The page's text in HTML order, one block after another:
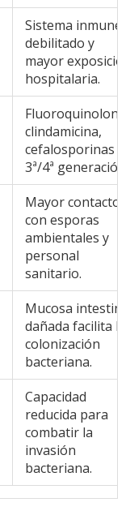
Sistema inmune
debilitado y
mayor
hospitalaria.
clindamicina,
cefalosporinas
3ª/4ª generación.
Mayor contacto
con esporas
ambientales y
personal
sanitario.
Mucosa
dañada facilita la
colonización
bacteriana.
Capacidad
reducida para
combatir la
invasión
bacteriana.